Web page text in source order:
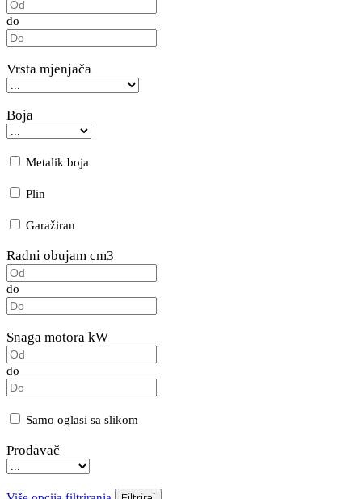
do
Vrsta mjenjača
Boja
Metalik boja
Plin
Garažiran
Radni obujam cm3
do
Snaga motora kW
do
Samo oglasi sa slikom
Prodavač